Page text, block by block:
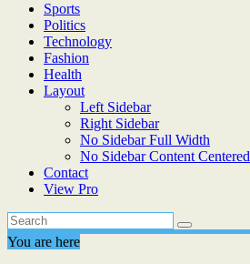
Sports
Politics
Technology
Fashion
Health
Layout
Left Sidebar
Right Sidebar
No Sidebar Full Width
No Sidebar Content Centered
Contact
View Pro
You are here